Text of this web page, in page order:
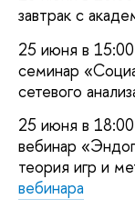
завтрак с
25 июня в
семинар
сетевого
25 июня в
вебинар
теория игр и
вебинара